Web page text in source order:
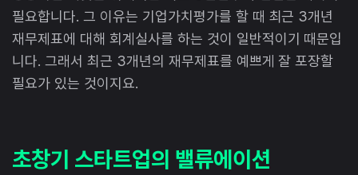
필요합니다. 그 이유는 기업가치평가를 할 때 최근 3개년
재무제표에 대해 회계실사를 하는 것이 일반적이기 때문입
니다. 그래서 최근 3개년의 재무제표를 예쁘게 잘 포장할
필요가 있는 것이지요.
초창기 스타트업의 밸류에이션